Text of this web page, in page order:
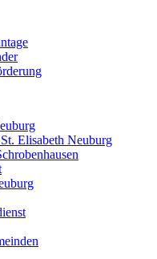
Elisabeth Neuburg